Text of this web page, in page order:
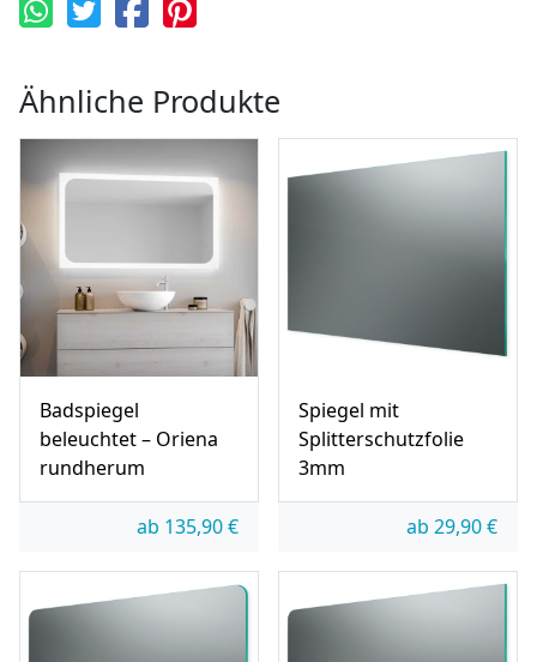
Ähnliche Produkte
Badspiegel
beleuchtet – Oriena
rundherum
ab 135,90€
Spiegel mit
Splitterschutzfolie
3mm
ab 29,90€